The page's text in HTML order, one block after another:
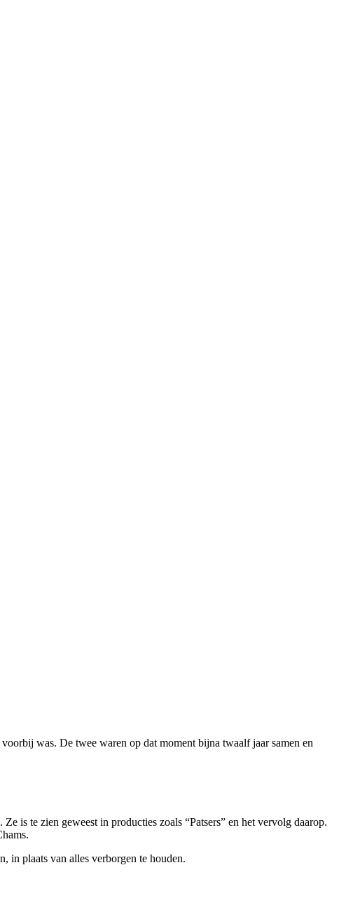
was. De twee waren op dat moment bijna twaalf jaar samen en
is te zien geweest in producties zoals “Patsers” en het vervolg daarop.
in plaats van alles verborgen te houden.